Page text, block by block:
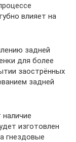
влияет на
задней
для более
заострённых
задней
изготовлен
гнездовые